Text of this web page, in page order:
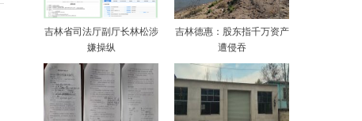
吉林省司法厅副厅长林松涉
嫌操纵
吉林德惠：股东指千万资产
遭侵吞